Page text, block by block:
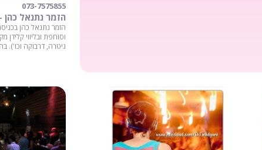
073-7575855
הזמר נתנאל כהן
הזמר נתנאל כהן
וסוחפת ובליווי קלידן
גיטרה, דרבוקה וכו').